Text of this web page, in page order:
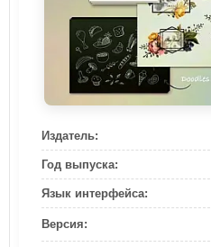
Издатель:
Год выпуска:
Язык интерфейса:
Версия: